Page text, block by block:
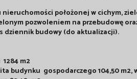
nieruchomości położonej w cichym,
pozwoleniem na przebudowę
dziennik budowy (do aktualizacji).
m2
budynku gospodarczego 104,50 m2,